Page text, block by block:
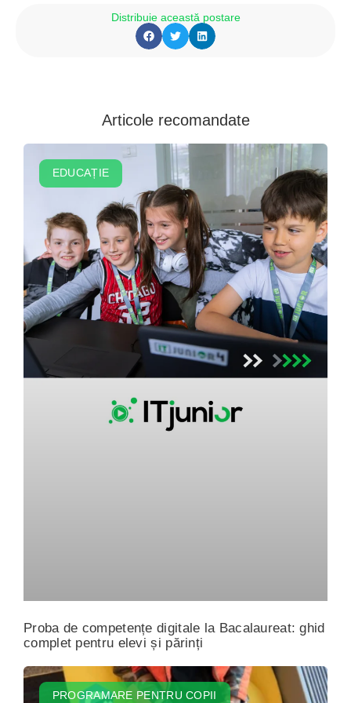
Distribuie această postare
Articole recomandate
EDUCAȚIE
Proba de competențe digitale la Bacalaureat: ghid
complet pentru elevi și părinți
PROGRAMARE PENTRU COPII